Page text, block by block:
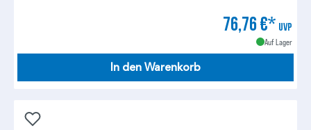
76,76 €* UVP
Auf Lager
In den Warenkorb